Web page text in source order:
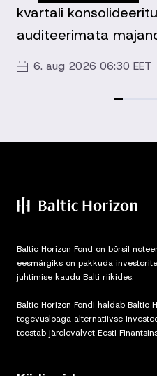
kvartali
auditeerimata
6. aug 2026 06:30 EET
Baltic Horizon Fond on börsil
eesmärgiks on pakkuda
juhtimise kaudu Balti riikides.
Baltic Horizon Fondi haldab Baltic
tegevusloaga alternatiivse
teostab järelevalvet Eesti